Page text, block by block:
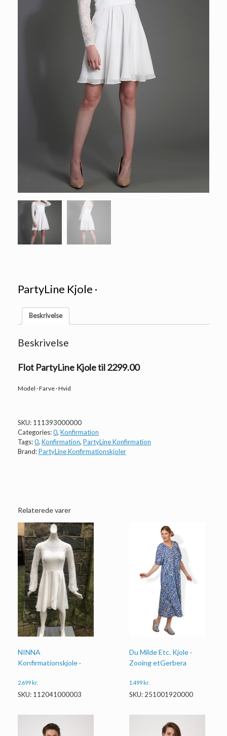
PartyLine Kjole ·
Beskrivelse
Beskrivelse
Flot PartyLine Kjole til 2299.00
Model · Farve · Hvid
SKU: 111393000000
Categories:0, Konfirmation
Tags:0, Konfirmation, PartyLine Konfirmation
Brand:PartyLine Konfirmationskjoler
Relaterede varer
NINNA
Konfirmationskjole ·
2.699 kr.
SKU: 112041000003
Du Milde Etc. Kjole ·
Zooing etGerbera
1.499 kr.
SKU: 251001920000